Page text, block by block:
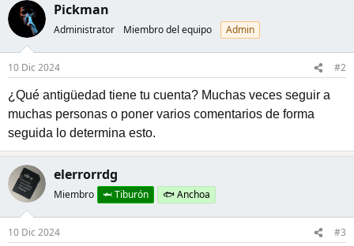
Pickman
Administrator Miembro del equipo Admin
10 Dic 2024 #2
¿Qué antigüedad tiene tu cuenta? Muchas veces seguir a
muchas personas o poner varios comentarios de forma
seguida lo determina esto.
elerrorrdg
Miembro 🦈 Tiburón 🐟 Anchoa
10 Dic 2024 #3